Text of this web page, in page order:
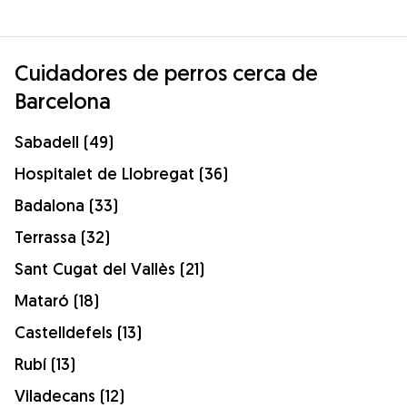
Cuidadores de perros cerca de
Barcelona
Sabadell (49)
Hospitalet de Llobregat (36)
Badalona (33)
Terrassa (32)
Sant Cugat del Vallès (21)
Mataró (18)
Castelldefels (13)
Rubí (13)
Viladecans (12)